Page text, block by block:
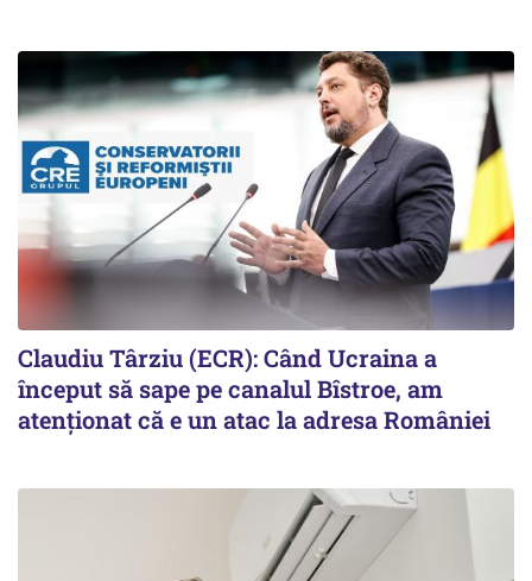
Claudiu Târziu (ECR): Când Ucraina a
început să sape pe canalul Bîstroe, am
atenționat că e un atac la adresa României